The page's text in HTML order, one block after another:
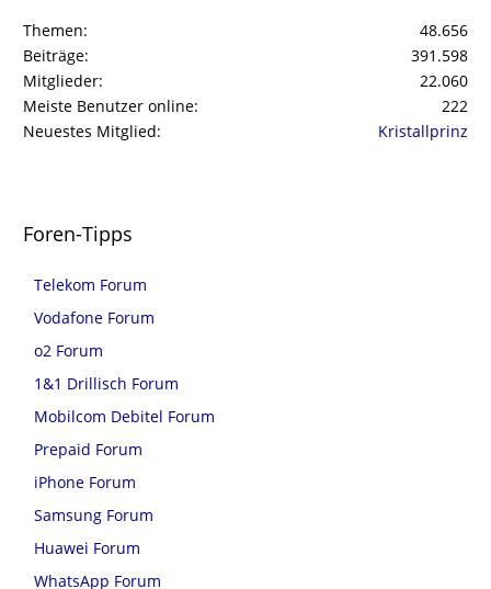
Themen
48.656
Beiträge
391.598
Mitglieder
22.060
Meiste Benutzer online
222
Neuestes Mitglied
Kristallprinz
Foren-Tipps
Telekom Forum
Vodafone Forum
o2 Forum
1&1 Drillisch Forum
Mobilcom Debitel Forum
Prepaid Forum
iPhone Forum
Samsung Forum
Huawei Forum
WhatsApp Forum